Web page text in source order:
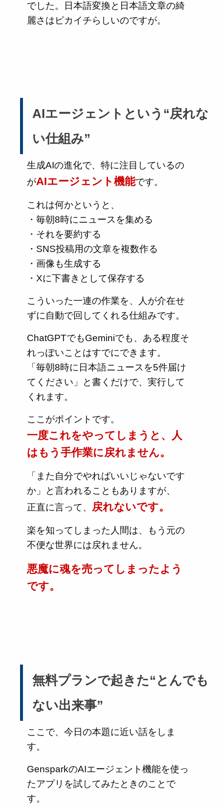
でした。日本語変換と日本語文章の綺
麗さはピカイチらしいのですが。
AIエージェントという“戻れな
い仕組み”
生成AIの進化で、特に注目しているの
がAIエージェント機能です。
これは何かというと、
・毎朝8時にニュースを集める
・それを要約する
・SNS投稿用の文章を複数作る
・画像も生成する
・Xに下書きとして保存する
こういった一連の作業を、人が介在せ
ずに自動で回してくれる仕組みです。
ChatGPTでもGeminiでも、ある程度そ
れっぽいことはすでにできます。
「毎朝8時に日本語ニュースを5件届け
てください」と書くだけで、実行して
くれます。
ここがポイントです。
一度これをやってしまうと、人
はもう手作業に戻れません。
「また自分でやればいいじゃないです
か」と言われることもありますが、
正直に言って、 戻れないです。
楽を知ってしまった人間は、もう元の
不便な世界には戻れません。
悪魔に魂を売ってしまったよう
です。
無料プランで起きた“とんでも
ない出来事”
ここで、今日の本題に近い話をしま
す。
GensparkのAIエージェント機能を使っ
たアプリを試してみたときのことで
す。